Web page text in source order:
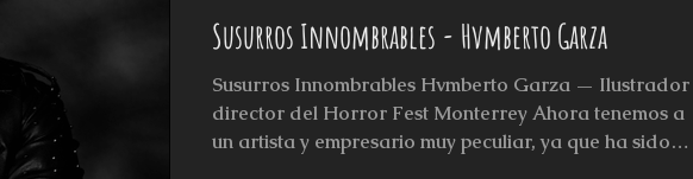
Susurros Innombrables - Hvmberto Garza
Susurros Innombrables Hvmberto Garza — Ilustrador
director del Horror Fest Monterrey Ahora tenemos a
un artista y empresario muy peculiar, ya que ha sido